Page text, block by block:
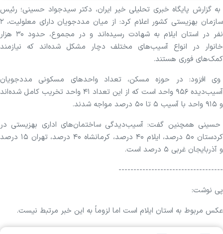
به گزارش پایگاه خبری تحلیلی خیر ایران، دکتر سیدجواد حسینی؛ رئیس
سازمان بهزیستی کشور اعلام کرد: از میان مددجویان دارای معلولیت، ۲
نفر در استان ایلام به شهادت رسیده‌اند و در مجموع، حدود ۳۰ هزار
خانوار در انواع آسیب‌های مختلف دچار مشکل شده‌اند که نیازمند
کمک‌های فوری هستند.
وی افزود: در حوزه مسکن، تعداد واحدهای مسکونی مددجویان
آسیب‌دیده ۹۵۶ واحد است که از این تعداد ۴۱ واحد تخریب کامل شده‌اند
و ۹۱۵ واحد با آسیب ۵ تا ۵۰ درصد مواجه شدند.
حسینی همچنین گفت: آسیب‌دیدگی ساختمان‌های اداری بهزیستی در
کردستان ۵۰ درصد، ایلام ۴۰ درصد، کرمانشاه ۴۰ درصد، تهران ۱۵ درصد
و آذربایجان غربی ۵ درصد است.
-----------------------------------
پی نوشت:
عکس مربوط به استان ایلام است اما لزوماً به این خبر مرتبط نیست.